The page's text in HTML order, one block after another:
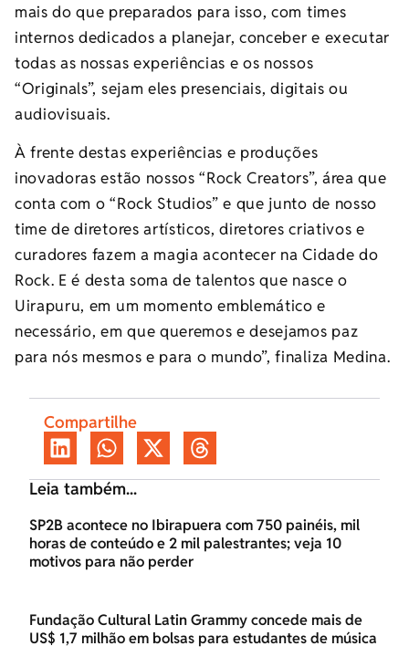
mais do que preparados para isso, com times
internos dedicados a planejar, conceber e executar
todas as nossas experiências e os nossos
“Originals”, sejam eles presenciais, digitais ou
audiovisuais.
À frente destas experiências e produções
inovadoras estão nossos “Rock Creators”, área que
conta com o “Rock Studios” e que junto de nosso
time de diretores artísticos, diretores criativos e
curadores fazem a magia acontecer na Cidade do
Rock. E é desta soma de talentos que nasce o
Uirapuru, em um momento emblemático e
necessário, em que queremos e desejamos paz
para nós mesmos e para o mundo”, finaliza Medina.
Compartilhe
Leia também...
SP2B acontece no Ibirapuera com 750 painéis, mil
horas de conteúdo e 2 mil palestrantes; veja 10
motivos para não perder
Fundação Cultural Latin Grammy concede mais de
US$ 1,7 milhão em bolsas para estudantes de música